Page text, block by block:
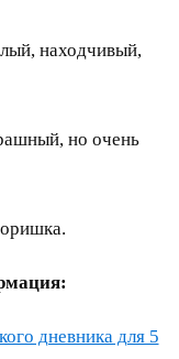
находчивый,
но очень
дневника для 5